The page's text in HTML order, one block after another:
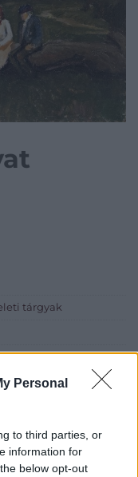
Personal
to third parties, or
information for
below opt-out
tárgyak